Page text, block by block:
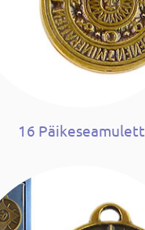
16 Päikeseamulett